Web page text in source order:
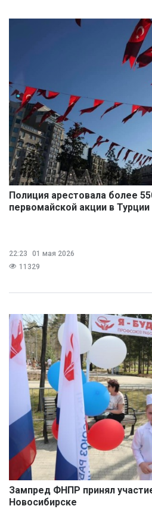
Полиция арестовала более
первомайской акции в Турции
22:23
01 мая 2026
11329
Зампред ФНПР принял
Новосибирске